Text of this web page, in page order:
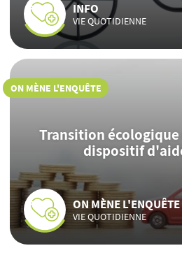
INFO
VIE QUOTIDIENNE
ON MÈNE L'ENQUÊTE
Transition
dispositif
ON MÈNE L'ENQUÊTE
VIE QUOTIDIENNE